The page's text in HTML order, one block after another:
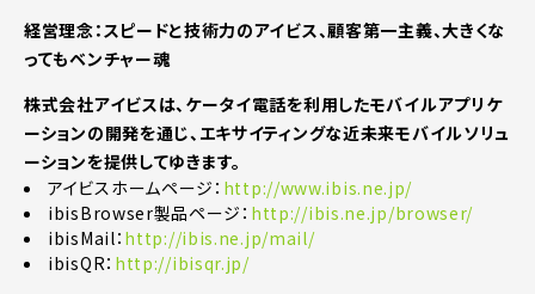
経営理念：スピードと技術力のアイビス、顧客第一主義、大きくな
ってもベンチャー魂
株式会社アイビスは、ケータイ電話を利用したモバイルアプリケ
ーションの開発を通じ、エキサイティングな近未来モバイルソリュ
ーションを提供してゆきます。
アイビスホームページ： http://www.ibis.ne.jp/
ibisBrowser製品ページ： http://ibis.ne.jp/browser/
ibisMail： http://ibis.ne.jp/mail/
ibisQR： http://ibisqr.jp/